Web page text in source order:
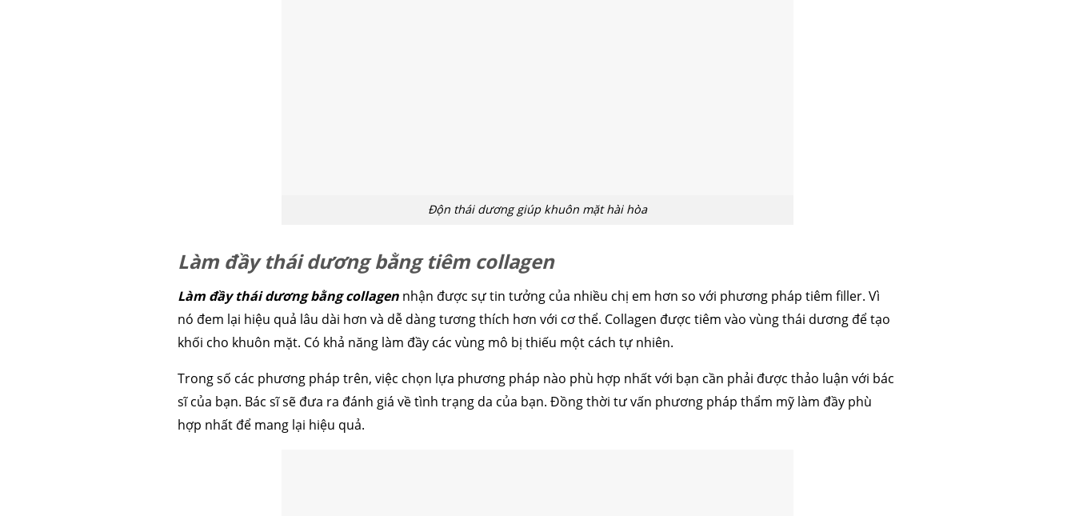
Độn thái dương giúp khuôn mặt hài hòa
Làm đầy thái dương bằng tiêm collagen
Làm đầy thái dương bằng collagen nhận được sự tin tưởng của nhiều chị em hơn so với phương pháp tiêm filler. Vì
nó đem lại hiệu quả lâu dài hơn và dễ dàng tương thích hơn với cơ thể. Collagen được tiêm vào vùng thái dương để tạo
khối cho khuôn mặt. Có khả năng làm đầy các vùng mô bị thiếu một cách tự nhiên.
Trong số các phương pháp trên, việc chọn lựa phương pháp nào phù hợp nhất với bạn cần phải được thảo luận với bác
sĩ của bạn. Bác sĩ sẽ đưa ra đánh giá về tình trạng da của bạn. Đồng thời tư vấn phương pháp thẩm mỹ làm đầy phù
hợp nhất để mang lại hiệu quả.